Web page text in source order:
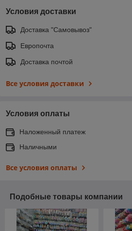
Условия доставки
Доставка "Самовывоз"
Европочта
Доставка почтой
Все условия доставки
Условия оплаты
Наложенный платеж
Наличными
Все условия оплаты
Подобные товары компании